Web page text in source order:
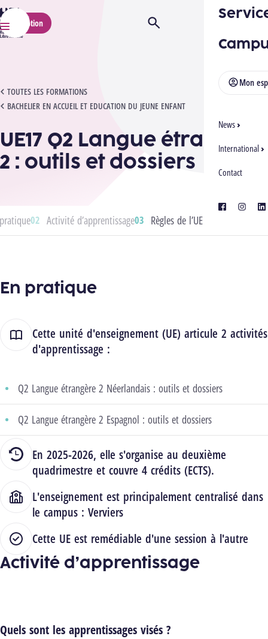
HELMo
Menu
Mon
News
International
Contact
facebook
Inscription Ouvrir/Fermer la recherche
TOUTES LES FORMATIONS
BACHELIER EN ACCUEIL ET EDUCATION DU JEUNE ENFANT
UE17 Q2 LANGUE ÉTRANGÈRE 2 : OUTILS ET DOSSIERS
UE17 Q2 Langue étrangère
2 : outils et dossiers
Activité d’apprentissage Règles de l’UE
En pratique
Cette unité d'enseignement (UE) articule 2 activités
d'apprentissage :
Q2 Langue étrangère 2 Néerlandais : outils et dossiers
Q2 Langue étrangère 2 Espagnol : outils et dossiers
En 2025-2026, elle s'organise au deuxième
quadrimestre et couvre 4 crédits (ECTS).
L'enseignement est principalement centralisé dans
le campus : Verviers
Cette UE est remédiable d'une session à l'autre
Activité d’apprentissage
Quels sont les apprentissages visés ?